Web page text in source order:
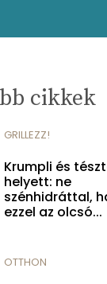
cikkek
GRILLEZZ!
Krumpli és
helyett: ne
szénhidráttal,
ezzel az olcsó...
OTTHON